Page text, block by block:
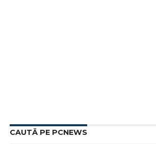
CAUTĂ PE PCNEWS